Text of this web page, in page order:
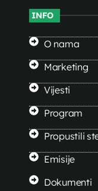
INFO
O nama
Marketing
Vijesti
Program
Propustili
Emisije
Dokumenti